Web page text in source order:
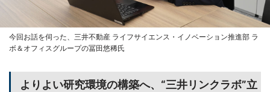
今回お話を伺った、三井不動産 ライフサイエンス・イノベーション推進部 ラ
ボ＆オフィスグループの冨田悠稀氏
よりよい研究環境の構築へ、“三井リンクラボ”立